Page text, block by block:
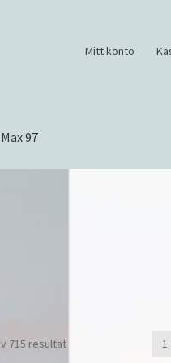
Mitt konto
97
715 resultat 1